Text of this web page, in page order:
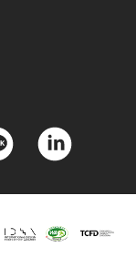
크
드
인